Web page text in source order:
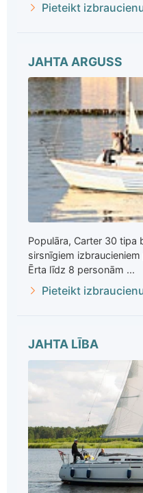
Pieteikt
JAHTA ARGUSS
Populāra, Carter 30 tipa
sirsnīgiem
Ērta līdz 8 personām ...
Pieteikt
JAHTA LĪBA